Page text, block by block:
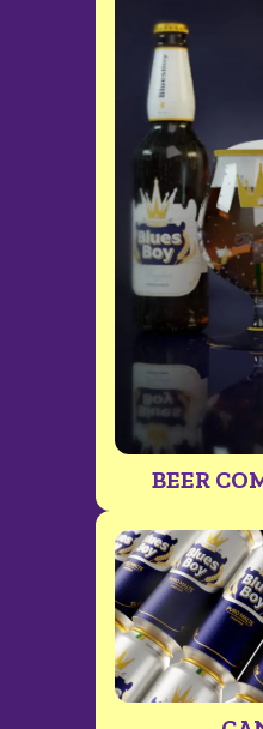
BEER